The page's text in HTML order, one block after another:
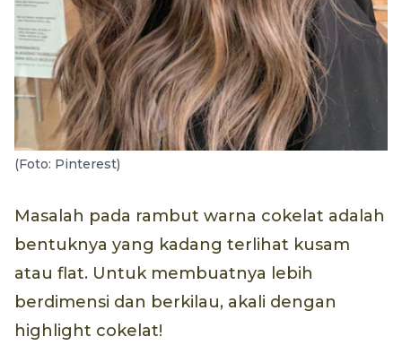
(Foto: Pinterest)
Masalah pada rambut warna cokelat adalah
bentuknya yang kadang terlihat kusam
atau flat. Untuk membuatnya lebih
berdimensi dan berkilau, akali dengan
highlight cokelat!